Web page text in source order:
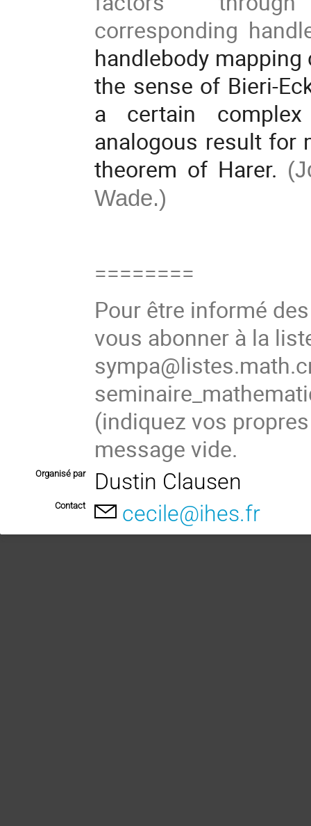
corresponding
handlebody
the sense of Bieri-
a certain
analogous result for
theorem of Harer.
Wade.)
========
Pour être informé
vous abonner à la
(indiquez vos
message vide.
Organisé par Dustin Clausen
Contact cecile@ihes.fr